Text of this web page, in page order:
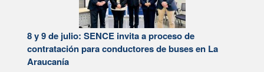
8 y 9 de julio: SENCE invita a proceso de
contratación para conductores de buses en La
Araucanía